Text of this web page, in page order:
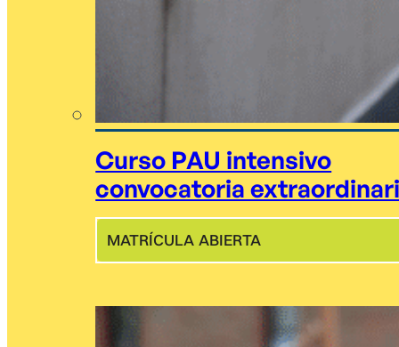
Curso PAU intensivo
convocatoria
MATRÍCULA ABIERTA